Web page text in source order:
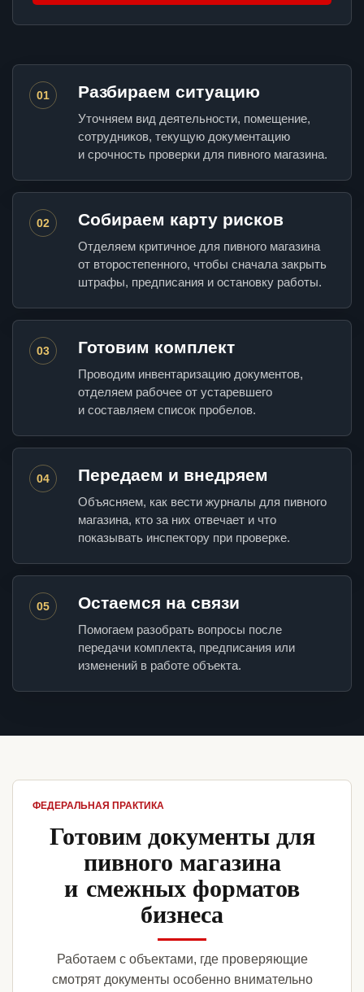
01 Разбираем ситуацию
Уточняем вид деятельности, помещение,
сотрудников, текущую документацию
и срочность проверки для пивного магазина.
02 Собираем карту рисков
Отделяем критичное для пивного магазина
от второстепенного, чтобы сначала закрыть
штрафы, предписания и остановку работы.
03 Готовим комплект
Проводим инвентаризацию документов,
отделяем рабочее от устаревшего
и составляем список пробелов.
04 Передаем и внедряем
Объясняем, как вести журналы для пивного
магазина, кто за них отвечает и что
показывать инспектору при проверке.
05 Остаемся на связи
Помогаем разобрать вопросы после
передачи комплекта, предписания или
изменений в работе объекта.
ФЕДЕРАЛЬНАЯ ПРАКТИКА
Готовим документы для
пивного магазина
и смежных форматов
бизнеса
Работаем с объектами, где проверяющие
смотрят документы особенно внимательно